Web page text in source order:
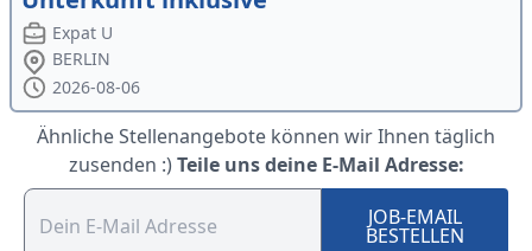
Expat U
BERLIN
2026-08-06
Ähnliche Stellenangebote können wir Ihnen täglich
zusenden :) Teile uns deine E-Mail Adresse:
JOB-EMAIL
BESTELLEN